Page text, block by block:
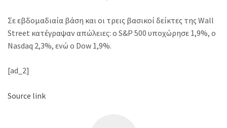
Σε εβδομαδιαία βάση και οι τρεις βασικοί δείκτες της Wall
Street κατέγραψαν απώλειες: ο S&P 500 υποχώρησε 1,9%, ο
Nasdaq 2,3%, ενώ ο Dow 1,9%.
[ad_2]
Source link